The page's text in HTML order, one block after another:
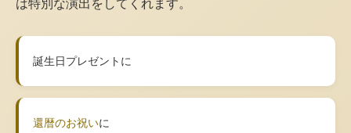
は特別な演出をしてくれます。
誕生日プレゼントに
還暦のお祝いに